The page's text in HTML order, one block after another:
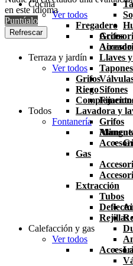
Cocina
Ver todos
Fregadero
Grifos
Llaves
Sifones
Lavadora y
Grifos
Gas
Extracción
Tubos
Rejillas
Calefacción y gas
Ver todos
Terraza y jardín
Ver todos
Grifos
Riego
Todos
Fontanería
en este idioma
Puntúalo